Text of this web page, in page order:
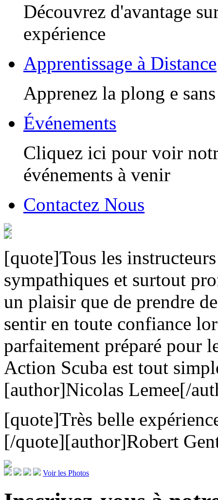
Découvrez d'avantage
expérience
Apprentissage à Distance
Apprenez la plong e
Événements
Cliquez ici pour voir
événements à venir
Contactez Nous
[quote]Tous les
sympathiques et surtout
un plaisir que de prendre
sentir en toute confiance
parfaitement préparé pour
Action Scuba est tout
[author]Nicolas Lemee[/
[quote]Très belle
[/quote][author]Robert
Voir les Photos